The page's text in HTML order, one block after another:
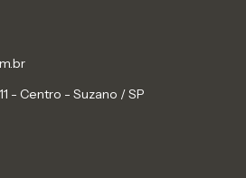
- Centro - Suzano / SP